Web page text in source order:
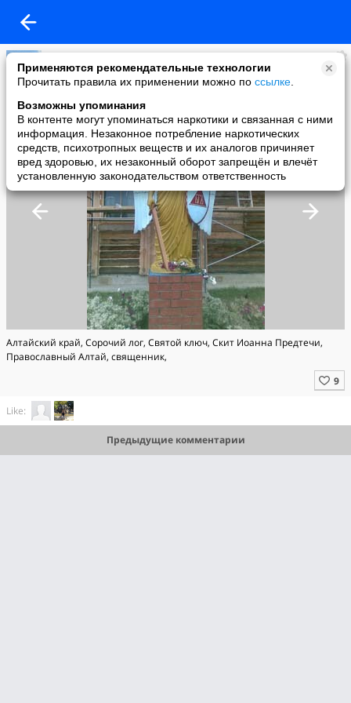
Применяются рекомендательные технологии
Прочитать правила их применении можно по ссылке
Возможны упоминания
В контенте могут упоминаться наркотики и связанная с ними
информация. Незаконное потребление наркотических
средств, психотропных веществ и их аналогов причиняет
вред здоровью, их незаконный оборот запрещён и влечёт
установленную законодательством ответственность
Православие
added a photo
23 Mar в 06:22
Алтайский край, Сорочий лог, Святой ключ, Скит Иоанна Предтечи,
Православный Алтай, священник,
Like:
Предыдущие комментарии